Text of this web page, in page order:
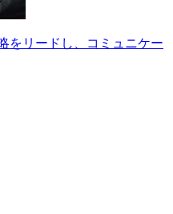
をリードし、コミュニケー